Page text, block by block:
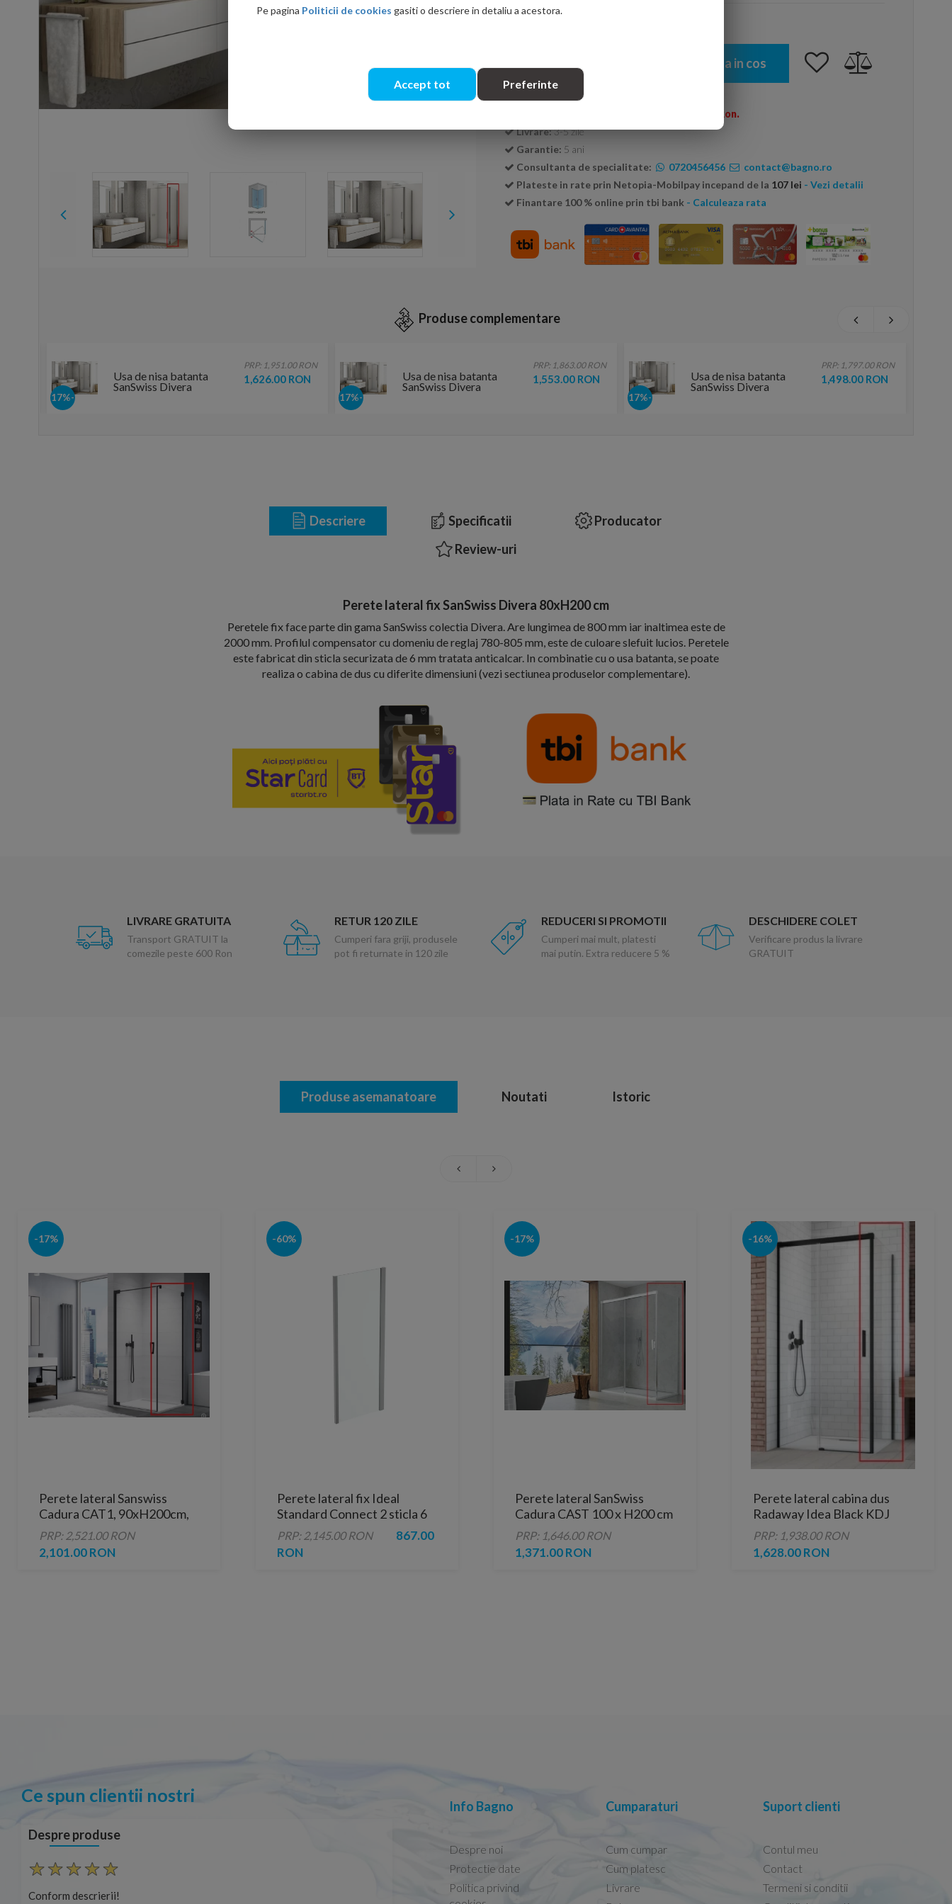
Adauga in cos
Transport GRATUIT la comenzi peste 600 Ron.
Livrare:3-5 zile
Garantie: 5 ani
Consultanta de specialitate:
0720456456
contact@bagno.ro
Plateste in rate prin Netopia-Mobilpay incepand de la 107 lei - Vezi detalii
Finantare 100 % online prin tbi bank - Calculeaza rata
Produse complementare
-17%
Usa de nisa batanta
SanSwiss Divera
PRP: 1,797.00 RON
1,498.00 RON
-17%
Usa de nisa batanta
SanSwiss Divera
PRP: 1,863.00 RON
1,553.00 RON
-17%
Usa de nisa batanta
SanSwiss Divera
PRP: 1,951.00 RON
1,626.00 RON
Descriere Specificatii
Producator
Review-uri
Perete lateral fix SanSwiss Divera 80xH200 cm
Peretele fix face parte din gama SanSwiss colectia Divera. Are lungimea de 800 mm iar inaltimea este de
2000 mm. Profilul compensator cu domeniu de reglaj 780-805 mm, este de culoare slefuit lucios. Peretele
este fabricat din sticla securizata de 6 mm tratata anticalcar. In combinatie cu o usa batanta, se poate
realiza o cabina de dus cu diferite dimensiuni (vezi sectiunea produselor complementare).
LIVRARE GRATUITA
Transport GRATUIT la
comezile peste 600 Ron
RETUR 120 ZILE
Cumperi fara griji, produsele
pot fi returnate in 120 zile
REDUCERI SI PROMOTII
Cumperi mai mult, platesti
mai putin. Extra reducere 5 %
DESCHIDERE COLET
Verificare produs la livrare
GRATUIT
Produse asemanatoare Noutati Istoric
-17%
Perete lateral Sanswiss
Cadura CAT1, 90xH200cm,
profil negru mat
PRP: 2,521.00 RON
2,101.00 RON
-60%
Perete lateral fix Ideal
Standard Connect 2 sticla 6
cm crom lucios 80 cm
PRP: 2,145.00 RON
867.00
RON
-17%
Perete lateral SanSwiss
Cadura CAST 100 x H200 cm
PRP: 1,646.00 RON
1,371.00 RON
-16%
Perete lateral cabina dus
Radaway Idea Black KDJ
dreapta 110 x H200.5 cm
profil negru mat
PRP: 1,938.00 RON
1,628.00 RON
Ce spun clientii nostri
Despre produse
Conform descrierii! Conform descrierii! Capacele Grohe sunt de bună calitate și se
Info Bagno
Despre noi
Protectie date
Politica privind
Cumparaturi
Cum cumpar
Cum platesc
Livrare
Suport clienti
Contul meu
Contact
Termeni si conditii
Pe pagina Politicii de cookies gasiti o descriere in detaliu a acestora.
Accept tot Preferinte